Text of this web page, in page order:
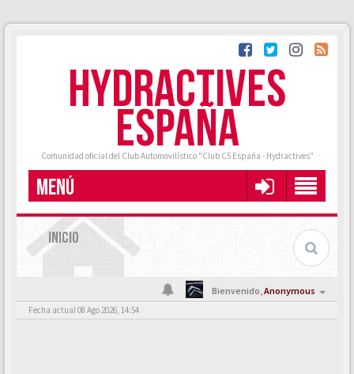
HYDRACTIVES
ESPAÑA
Comunidad oficial del Club Automovilístico "Club C5 España - Hydractives"
MENÚ
INICIO
Bienvenido,Anonymous
Fecha actual 08 Ago 2026, 14:54